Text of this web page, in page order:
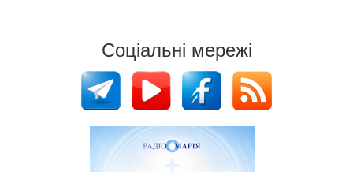
Соціальні мережі